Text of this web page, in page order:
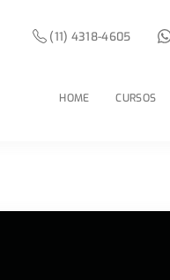
HOME CURSOS
(11) 4318-4605